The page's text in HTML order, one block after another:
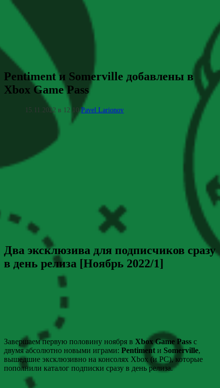
Pentiment и Somerville добавлены в
Xbox Game Pass
15.11.2022 в 12:10Pavel Larionov
Два эксклюзива для подписчиков сразу
в день релиза [Ноябрь 2022/1]
Завершаем первую половину ноября в Xbox Game Pass с
двумя абсолютно новыми играми: Pentiment и Somerville,
вышедшие эксклюзивно на консолях Xbox (и PC), которые
пополнили каталог подписки сразу в день релиза.